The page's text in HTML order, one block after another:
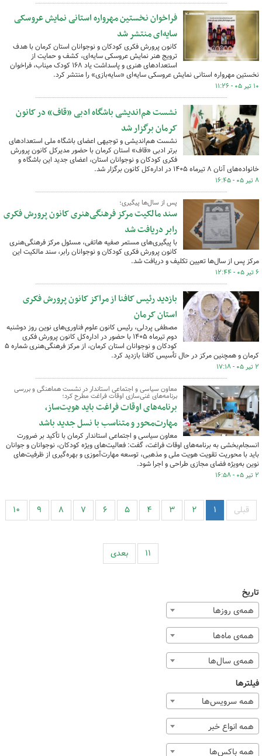
فراخوان نخستین مهرواره استانی نمایش عروسکی
سایه‌ای منتشر شد
کانون پرورش فکری کودکان و نوجوانان استان کرمان با هدف
ترویج هنر نمایش عروسکی سایه‌ای، کشف و حمایت از
استعدادهای هنری و پاسداشت یاد ۱۶۸ کودک میناب، فراخوان
نخستین مهرواره استانی نمایش عروسکی سایه‌ای «سایه‌بازی» را منتشر کرد.
۱۰ تیر ۰۵ - ۱۱:۲۶
نشست هم‌اندیشی باشگاه ادبی «قاف» در کانون
کرمان برگزار شد
نشست هم‌اندیشی و توجیهی اعضای باشگاه ملی استعدادهای
برتر ادبی «قاف» استان کرمان با حضور مدیرکل کانون پرورش
فکری کودکان و نوجوانان استان، اعضای جدید این باشگاه و
خانواده‌های آنان ۸ تیرماه ۱۴۰۵ در اداره‌کل کانون برگزار شد.
۸ تیر ۰۵ - ۱۶:۴۵
پس از سال‌ها پیگیری؛
سند مالکیت مرکز فرهنگی‌هنری کانون پرورش فکری
رابر دریافت شد
با پیگیری‌های مستمر صفیه هاتفی، مسئول مرکز فرهنگی‌هنری
کانون پرورش فکری کودکان و نوجوانان رابر، سند مالکیت این
مرکز پس از سال‌ها تعیین تکلیف و دریافت شد.
۶ تیر ۰۵ - ۱۲:۴۴
بازدید رئیس کافنا از مراکز کانون پرورش فکری
استان کرمان
مصطفی پردلی، رئیس کانون علوم فناوری‌های نوین روز دوشنبه
دوم تیرماه ۱۴۰۵ با حضور در اداره‌کل کانون پرورش فکری
کودکان و نوجوانان استان کرمان، از مرکز فرهنگی‌هنری شماره ۵
کرمان و همچنین مرکز در حال تأسیس کافنا بازدید کرد.
۲ تیر ۰۵ - ۱۷:۱۸
معاون سیاسی و اجتماعی استاندار در نشست هماهنگی و بررسی
برنامه‌های غنی‌سازی اوقات فراغت مطرح کرد؛
برنامه‌های اوقات فراغت باید هویت‌ساز،
مهارت‌محور و متناسب با نسل جدید باشد
معاون سیاسی و اجتماعی استاندار کرمان با تأکید بر ضرورت
انسجام‌بخشی به برنامه‌های اوقات فراغت، گفت: فعالیت‌های ویژه کودکان، نوجوانان و جوانان
باید با محوریت تقویت هویت ملی و مذهبی، توسعه مهارت‌آموزی و بهره‌گیری از ظرفیت‌های
نوین به‌ویژه فضای مجازی طراحی و اجرا شود.
۲ تیر ۰۵ - ۱۶:۵۸
قبلی ۱ ۲ ۳ ۴ ۵ ۶ ۷ ۸ ۹ ۱۰
۱۱ بعدی
تاریخ
همه‌ی روزها
همه‌ی ماه‌ها
همه‌ی سال‌ها
فیلترها
همه سرویس‌ها
همه انواع خبر
همه باکس‌ها